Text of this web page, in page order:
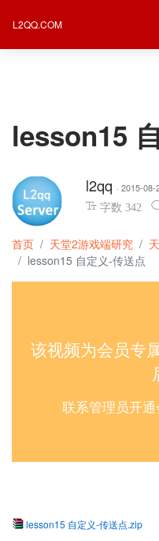
L2QQ.COM
lesson15
l2qq · 2015-
字数 342
首页 天堂2游戏端研究
lesson15 自定义-传送点
该视频为会员专
联系管理员开
lesson15 自定义-传送点.zip